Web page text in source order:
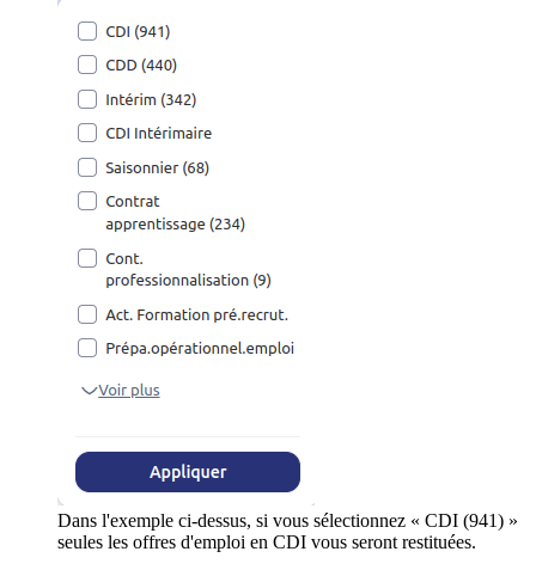
Dans l'exemple ci-dessus, si vous sélectionnez « CDI (941) »
seules les offres d'emploi en CDI vous seront restituées.